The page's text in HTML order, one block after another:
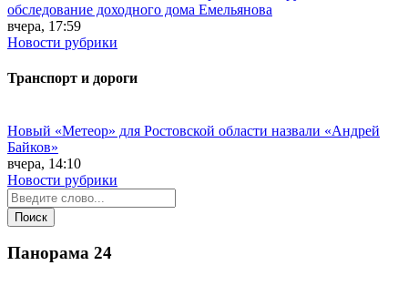
обследование доходного дома Емельянова
вчера, 17:59
Новости рубрики
Транспорт и дороги
Новый «Метеор» для Ростовской области назвали «Андрей
Байков»
вчера, 14:10
Новости рубрики
Панорама 24